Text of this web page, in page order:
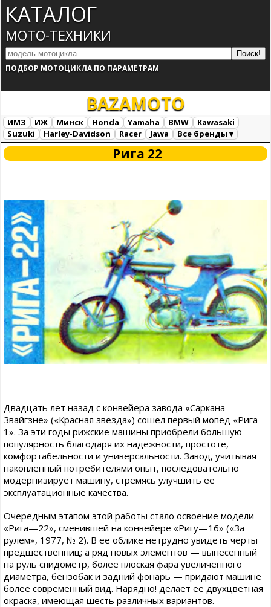
КАТАЛОГ
МОТО-ТЕХНИКИ
ПОДБОР МОТОЦИКЛА ПО ПАРАМЕТРАМ
BAZAMOTO
ИМЗ ИЖ Минск Honda Yamaha BMW
Kawasaki
Suzuki
Harley-Davidson Racer Jawa
Все бренды ▾
Все марки
Загрузка... Рига 22
Двадцать лет назад с конвейера завода «Саркана
Звайгзне» («Красная звезда») сошел первый мопед «Рига—
1». За эти годы рижские машины приобрели большую
популярность благодаря их надежности, простоте,
комфортабельности и универсальности. Завод, учитывая
накопленный потребителями опыт, последовательно
модернизирует машину, стремясь улучшить ее
эксплуатационные качества.
Очередным этапом этой работы стало освоение модели
«Рига—22», сменившей на конвейере «Ригу—16» («За
рулем», 1977, № 2). В ее облике нетрудно увидеть черты
предшественниц; а ряд новых элементов — вынесенный
на руль спидометр, более плоская фара увеличенного
диаметра, бензобак и задний фонарь — придают машине
более современный вид. Нарядно! делает ее двухцветная
окраска, имеющая шесть различных вариантов.